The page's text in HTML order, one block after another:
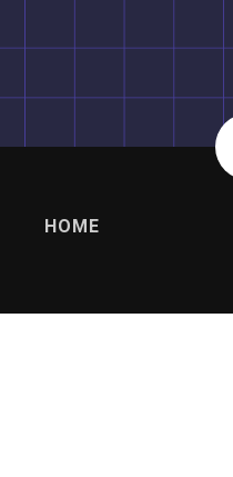
HOME